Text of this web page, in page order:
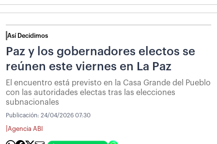
Así Decidimos
Paz y los gobernadores electos se
reúnen este viernes en La Paz
El encuentro está previsto en la Casa Grande del Pueblo
con las autoridades electas tras las elecciones
subnacionales
Publicación: 24/04/2026 07:30
Agencia ABI